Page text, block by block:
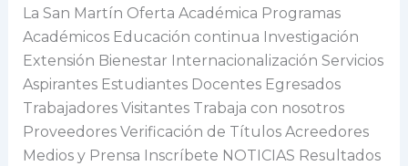
La San Martín Oferta Académica Programas
Académicos Educación continua Investigación
Extensión Bienestar Internacionalización Servicios
Aspirantes Estudiantes Docentes Egresados
Trabajadores Visitantes Trabaja con nosotros
Proveedores Verificación de Títulos Acreedores
Medios y Prensa Inscríbete NOTICIAS Resultados
Jornada
de
Planeación
Institucional
2025